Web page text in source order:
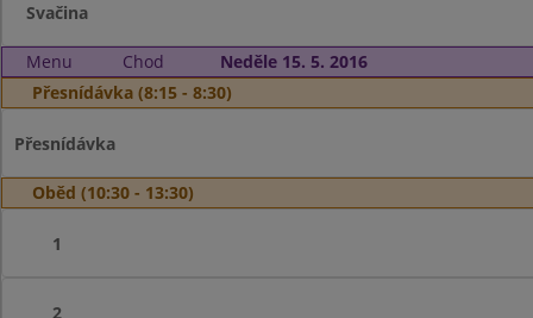
Svačina
Menu Chod
Neděle 15. 5. 2016
Přesnídávka (8:15 - 8:30)
Přesnídávka
Oběd (10:30 - 13:30)
1
2